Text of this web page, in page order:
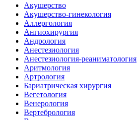
Акушерство
Акушерство-гинекология
Аллергология
Ангиохирургия
Андрология
Анестезиология
Анестезиология-реаниматология
Аритмология
Артрология
Бариатрическая хирургия
Вегетология
Венерология
Вертебрология